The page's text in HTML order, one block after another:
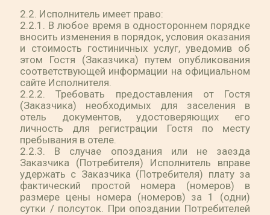
2.2. Исполнитель имеет право:
2.2.1. В любое время в одностороннем порядке
вносить изменения в порядок, условия оказания
и стоимость гостиничных услуг, уведомив об
этом Гостя (Заказчика) путем опубликования
соответствующей информации на официальном
сайте Исполнителя.
2.2.2. Требовать предоставления от Гостя
(Заказчика) необходимых для заселения в
отель документов, удостоверяющих его
личность для регистрации Гостя по месту
пребывания в отеле.
2.2.3. В случае опоздания или не заезда
Заказчика (Потребителя) Исполнитель вправе
удержать с Заказчика (Потребителя) плату за
фактический простой номера (номеров) в
размере цены номера (номеров) за 1 (одни)
сутки / полсуток. При опоздании Потребителей